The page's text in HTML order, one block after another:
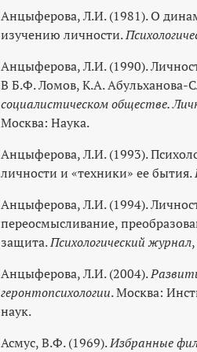
Анцыферова, Л.И. (1981). О
изучению личности.
Анцыферова, Л.И. (1990).
В Б.Ф. Ломов, К.А. Абульханова-
социалистическом обществе.
Москва: Наука.
Анцыферова, Л.И. (1993).
личности и «техники» ее бытия.
Анцыферова, Л.И. (1994).
переосмысливание,
защита.Психологический журнал
Анцыферова, Л.И. (2004).
геронтопсихологии. Москва:
наук.
Асмус, В.Ф. (1969).Избранные